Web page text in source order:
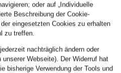
oder auf „Individuelle
Beschreibung der Cookie-
eingesetzten Cookies zu erhalten
zu treffen.
nachträglich ändern oder
Webseite). Der Widerruf hat
bisherige Verwendung der Tools und